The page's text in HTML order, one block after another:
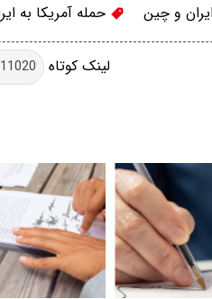
و چین حمله آمریکا به
لینک کوتاه